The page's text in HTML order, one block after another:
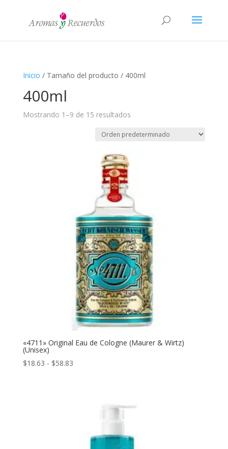
Inicio / Tamaño del producto / 400ml
400ml
Mostrando 1–9 de 15 resultados
«4711» Original Eau de Cologne (Maurer & Wirtz)
(Unisex)
$18.63 - $58.83Rango